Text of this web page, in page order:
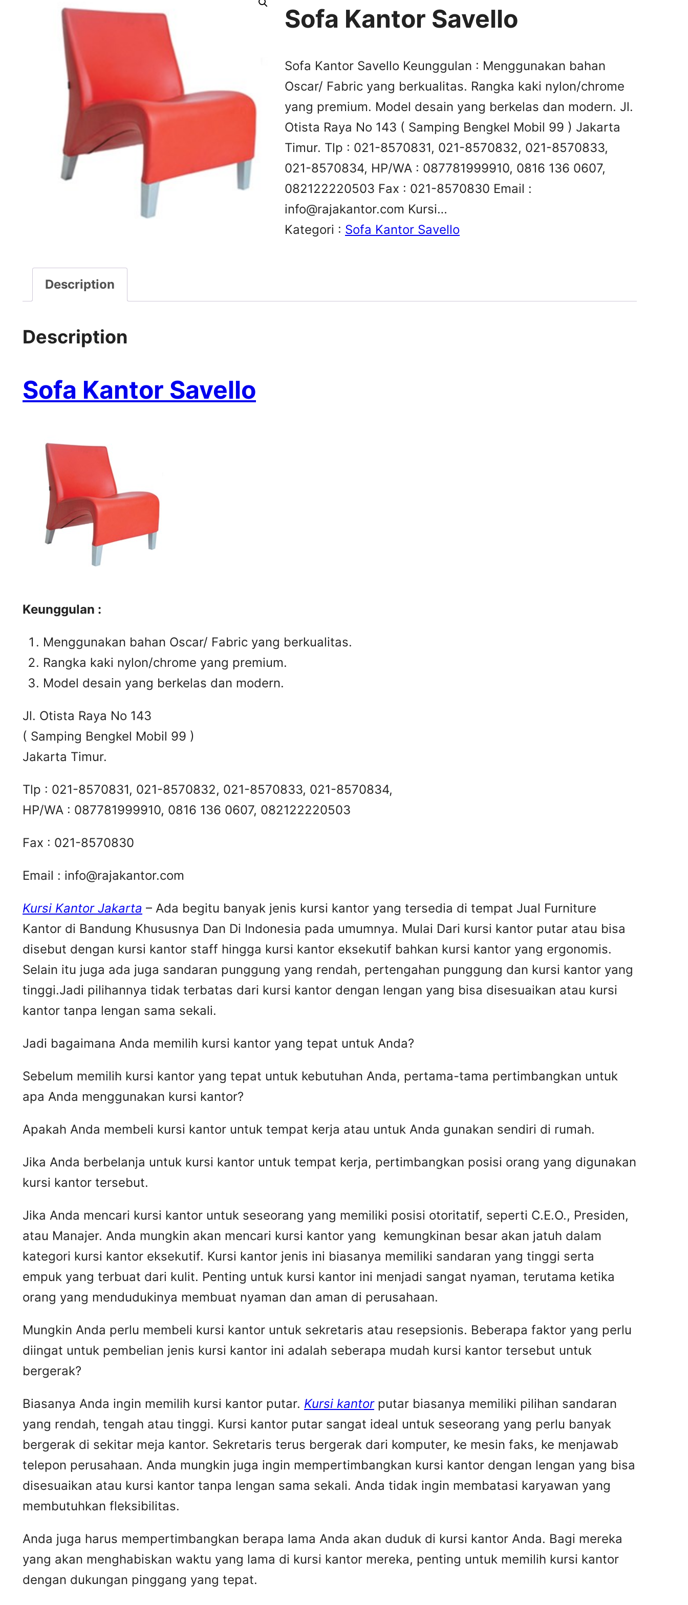
Sofa Kantor Savello
Sofa Kantor Savello Keunggulan : Menggunakan bahan
Oscar/ Fabric yang berkualitas. Rangka kaki nylon/chrome
yang premium. Model desain yang berkelas dan modern. Jl.
Otista Raya No 143 ( Samping Bengkel Mobil 99 ) Jakarta
Timur. Tlp : 021-8570831, 021-8570832, 021-8570833,
021-8570834, HP/WA : 087781999910, 0816 136 0607,
082122220503 Fax : 021-8570830 Email :
info@rajakantor.com Kursi…
Kategori : Sofa Kantor Savello
Description
Description
Sofa Kantor Savello
Keunggulan :
Menggunakan bahan Oscar/ Fabric yang berkualitas.
Rangka kaki nylon/chrome yang premium.
Model desain yang berkelas dan modern.
Jl. Otista Raya No 143
( Samping Bengkel Mobil 99 )
Jakarta Timur.
Tlp : 021-8570831, 021-8570832, 021-8570833, 021-8570834,
HP/WA : 087781999910, 0816 136 0607, 082122220503
Fax : 021-8570830
Email : info@rajakantor.com
Kursi Kantor Jakarta – Ada begitu banyak jenis kursi kantor yang tersedia di tempat Jual Furniture
Kantor di Bandung Khususnya Dan Di Indonesia pada umumnya. Mulai Dari kursi kantor putar atau bisa
disebut dengan kursi kantor staff hingga kursi kantor eksekutif bahkan kursi kantor yang ergonomis.
Selain itu juga ada juga sandaran punggung yang rendah, pertengahan punggung dan kursi kantor yang
tinggi.Jadi pilihannya tidak terbatas dari kursi kantor dengan lengan yang bisa disesuaikan atau kursi
kantor tanpa lengan sama sekali.
Jadi bagaimana Anda memilih kursi kantor yang tepat untuk Anda?
Sebelum memilih kursi kantor yang tepat untuk kebutuhan Anda, pertama-tama pertimbangkan untuk
apa Anda menggunakan kursi kantor?
Apakah Anda membeli kursi kantor untuk tempat kerja atau untuk Anda gunakan sendiri di rumah.
Jika Anda berbelanja untuk kursi kantor untuk tempat kerja, pertimbangkan posisi orang yang digunakan
kursi kantor tersebut.
Jika Anda mencari kursi kantor untuk seseorang yang memiliki posisi otoritatif, seperti C.E.O., Presiden,
atau Manajer. Anda mungkin akan mencari kursi kantor yang kemungkinan besar akan jatuh dalam
kategori kursi kantor eksekutif. Kursi kantor jenis ini biasanya memiliki sandaran yang tinggi serta
empuk yang terbuat dari kulit. Penting untuk kursi kantor ini menjadi sangat nyaman, terutama ketika
orang yang mendudukinya membuat nyaman dan aman di perusahaan.
Mungkin Anda perlu membeli kursi kantor untuk sekretaris atau resepsionis. Beberapa faktor yang perlu
diingat untuk pembelian jenis kursi kantor ini adalah seberapa mudah kursi kantor tersebut untuk
bergerak?
Biasanya Anda ingin memilih kursi kantor putar. Kursi kantorputar biasanya memiliki pilihan sandaran
yang rendah, tengah atau tinggi. Kursi kantor putar sangat ideal untuk seseorang yang perlu banyak
bergerak di sekitar meja kantor. Sekretaris terus bergerak dari komputer, ke mesin faks, ke menjawab
telepon perusahaan. Anda mungkin juga ingin mempertimbangkan kursi kantor dengan lengan yang bisa
disesuaikan atau kursi kantor tanpa lengan sama sekali. Anda tidak ingin membatasi karyawan yang
membutuhkan fleksibilitas.
Anda juga harus mempertimbangkan berapa lama Anda akan duduk di kursi kantor Anda. Bagi mereka
yang akan menghabiskan waktu yang lama di kursi kantor mereka, penting untuk memilih kursi kantor
dengan dukungan pinggang yang tepat.